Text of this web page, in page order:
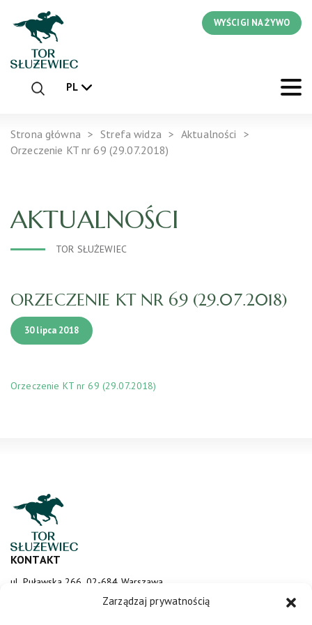
Zarządzaj prywatnością
WYŚCIGI NA ŻYWO
PL
Strona główna Strefa widza
Aktualności
Orzeczenie KT nr 69 (29.07.2018)
AKTUALNOŚCI
TOR SŁUŻEWIEC
ORZECZENIE KT NR 69 (29.07.2018)
30 lipca 2018
Orzeczenie KT nr 69 (29.07.2018)
KONTAKT
ul. Puławska 266, 02-684 Warszawa
sluzewiec@totalizator.pl